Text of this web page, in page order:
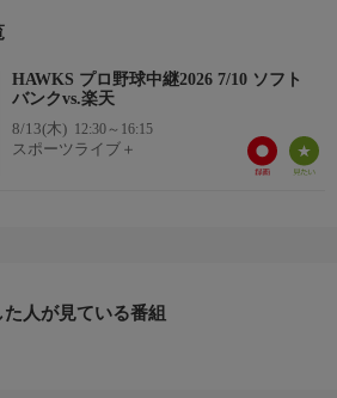
HAWKS プロ野球中継2026 7/10 ソフト
バンクvs.楽天
8/13(木) 12:30～16:15
スポーツライブ＋
人が見ている番組